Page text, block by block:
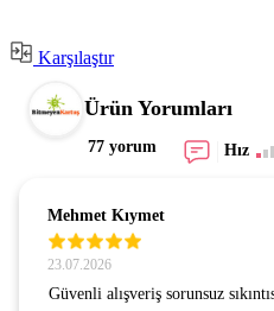
Karşılaştır
Ürün Yorumları
77 yorum Hız
Mehmet Kıymet
23.07.2026
Güvenli alışveriş sorunsuz